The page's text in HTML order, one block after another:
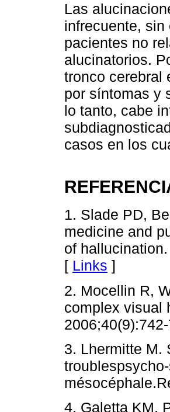
Las
infrecuente,
pacientes no
alucinatorios.
tronco cerebral
por síntomas y
lo tanto, cabe
casos en los
1. Slade PD,
medicine and
of
[ Links ]
2. Mocellin R,
complex visual
3. Lhermitte M.
4. Galetta KM,